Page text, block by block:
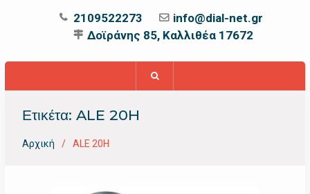
2109522273
info@dial-net.gr
Δοϊράνης 85, Καλλιθέα 17672
Ετικέτα: ALE 20H
Αρχική ALE 20H